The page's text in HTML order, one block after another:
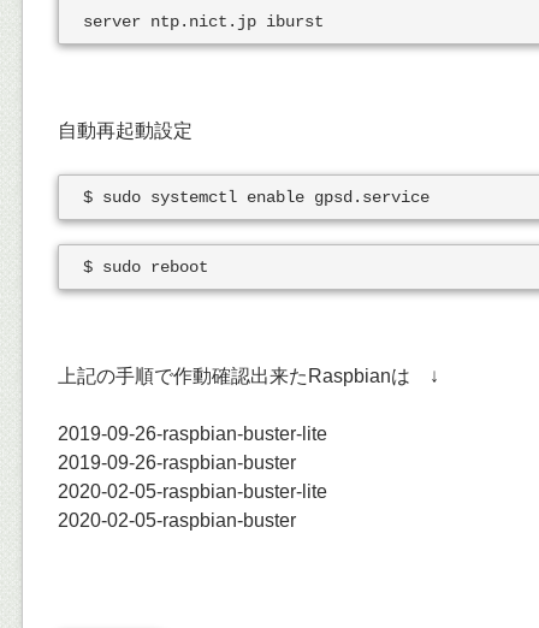
自動再起動設定
上記の手順で作動確認出来たRaspbianは ↓
2019-09-26-raspbian-buster-lite
2019-09-26-raspbian-buster
2020-02-05-raspbian-buster-lite
2020-02-05-raspbian-buster